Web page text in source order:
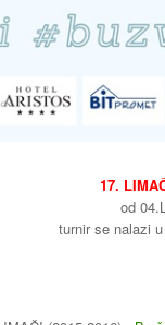
17.
od
turnir se nalazi